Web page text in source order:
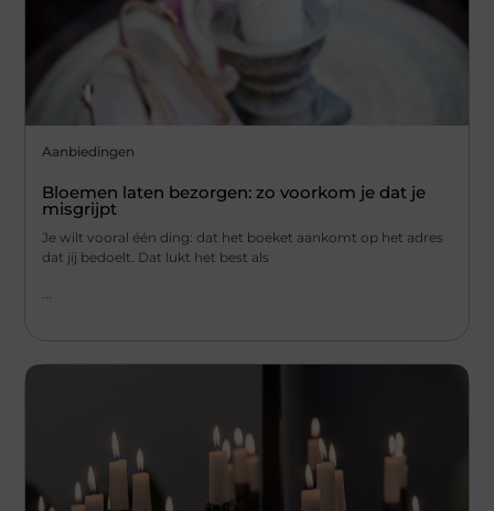
Aanbiedingen
Bloemen laten bezorgen: zo voorkom je dat je
misgrijpt
Je wilt vooral één ding: dat het boeket aankomt op het adres
dat jij bedoelt. Dat lukt het best als